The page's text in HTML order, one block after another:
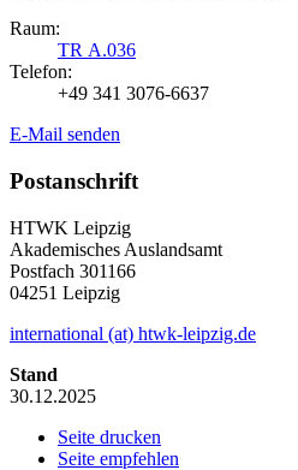
Raum:
TR A.036
Telefon:
+49 341 3076-6637
E-Mail senden
Postanschrift
HTWK Leipzig
Akademisches Auslandsamt
Postfach 301166
04251 Leipzig
international (at) htwk-leipzig.de
Stand
30.12.2025
Seite drucken
Seite empfehlen